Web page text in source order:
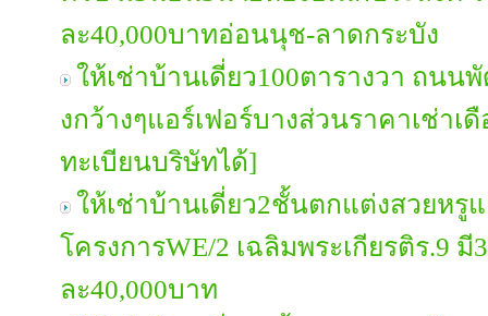
ละ40,000บาทอ่อนนุช-ลาดกระบัง
ให้เช่าบ้านเดี่ยว100ตารางวา ถน
งกว้างๆแอร์เฟอร์บางส่วนราคาเช่าเ
ทะเบียนบริษัทได้]
ให้เช่าบ้านเดี่ยว2ชั้นตกแต่งสวยหรู
โครงการWE/2 เฉลิมพระเกียรติร.9
ละ40,000บาท